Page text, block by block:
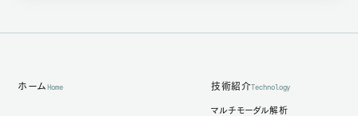
ホーム Home 技術紹介Technology
マルチモーダル解析